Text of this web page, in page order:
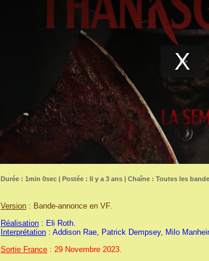
Durée : 1min 0sec | Postée : Il y a 3 ans | Chaîne : Toutes les
Version : Bande-annonce en VF.
Réalisation : Eli Roth.
Interprétation : Addison Rae, Patrick Dempsey, Milo
Sortie France : 29 Novembre 2023.